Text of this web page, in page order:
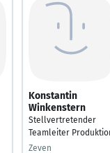
Konstantin
Winkenstern
Stellvertretender
Teamleiter
Zeven